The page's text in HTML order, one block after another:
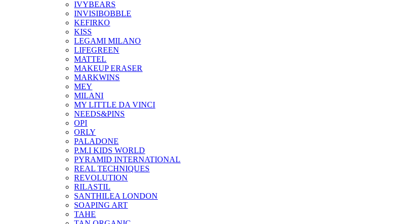
IVYBEARS
INVISIBOBBLE
KEFIRKO
KISS
LEGAMI MILANO
LIFEGREEN
MATTEL
MAKEUP ERASER
MARKWINS
MEY
MILANI
MY LITTLE DA VINCI
NEEDS&PINS
OPI
ORLY
PALADONE
P.M.I KIDS WORLD
PYRAMID INTERNATIONAL
REAL TECHNIQUES
REVOLUTION
RILASTIL
SANTHILEA LONDON
SOAPING ART
TAHE